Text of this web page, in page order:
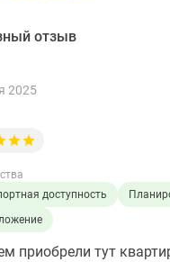
отзыв
2025
доступность
приобрели тут